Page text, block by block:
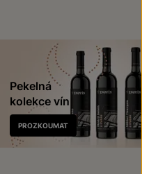
Pekelná
kolekce vín
PROZKOUMAT